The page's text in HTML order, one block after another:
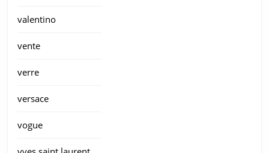
valentino
vente
verre
versace
vogue